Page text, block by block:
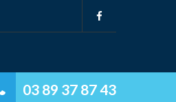
03 89 37 87 43